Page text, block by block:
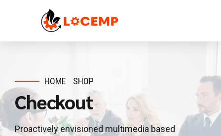
HOME SHOP
Checkout
Proactively envisioned multimedia based